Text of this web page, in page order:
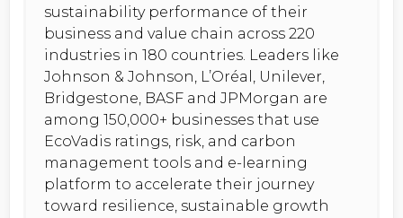
sustainability performance of their
business and value chain across 220
industries in 180 countries. Leaders like
Johnson & Johnson, L’Oréal, Unilever,
Bridgestone, BASF and JPMorgan are
among 150,000+ businesses that use
EcoVadis ratings, risk, and carbon
management tools and e-learning
platform to accelerate their journey
toward resilience, sustainable growth